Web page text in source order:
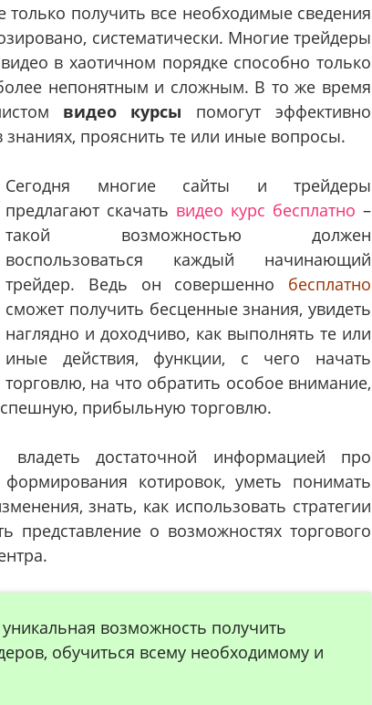
только получить все необходимые сведения
систематически. Многие трейдеры
в хаотичном порядке способно только
непонятным и сложным. В то же время
видео курсы помогут эффективно
прояснить те или иные вопросы.
Сегодня многие сайты и трейдеры
предлагают скачать видео курс бесплатно –
такой возможностью должен
воспользоваться каждый начинающий
трейдер. Ведь он совершенно бесплатно
сможет получить бесценные знания, увидеть
наглядно и доходчиво, как выполнять те или
иные действия, функции, с чего начать
торговлю, на что обратить особое внимание,
прибыльную торговлю.
достаточной информацией про
котировок, уметь понимать
знать, как использовать стратегии
представление о возможностях торгового
уникальная возможность получить
обучиться всему необходимому и